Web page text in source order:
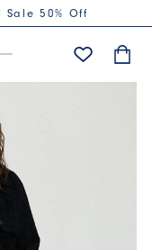
Sale 50% Off